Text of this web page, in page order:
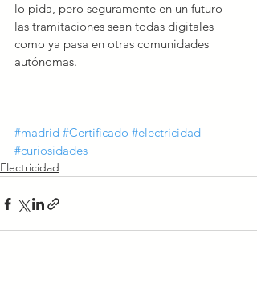
lo pida, pero seguramente en un futuro
las tramitaciones sean todas digitales
como ya pasa en otras comunidades
autónomas.
#madrid #Certificado #electricidad
#curiosidades
Electricidad